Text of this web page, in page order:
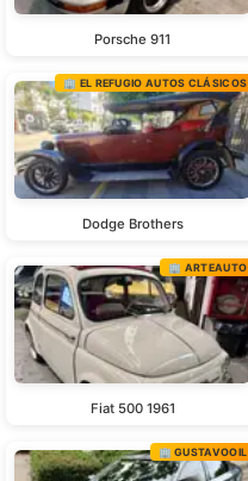
Porsche 911
🏢 EL REFUGIO AUTOS CLÁSICOS
Dodge Brothers
🏢 ARTEAUTO
Fiat 500 1961
🏢 GUSTAVOOIL